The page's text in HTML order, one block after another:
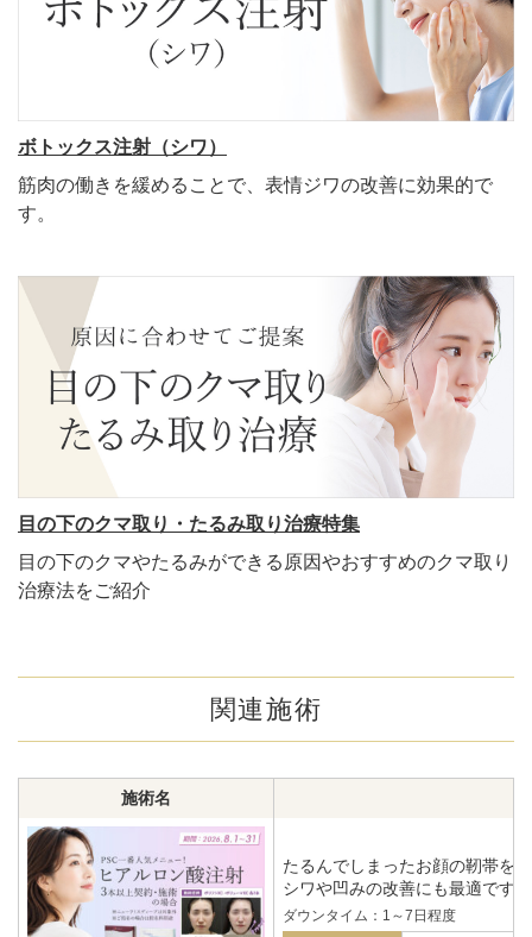
ボトックス注射（シワ）
筋肉の働きを緩めることで、表情ジワの改善に効果的で
す。
目の下のクマ取り・たるみ取り治療特集
目の下のクマやたるみができる原因やおすすめのクマ取り
治療法をご紹介
関連施術
施術名
たるんでしまったお顔の靭帯を
シワや凹みの改善にも最適です。
ダウンタイム：1～7日程度